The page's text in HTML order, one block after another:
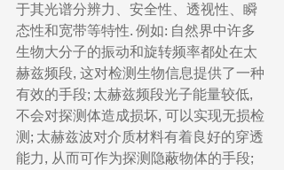
于其光谱分辨力、安全性、透视性、瞬
态性和宽带等特性. 例如: 自然界中许多
生物大分子的振动和旋转频率都处在太
赫兹频段, 这对检测生物信息提供了一种
有效的手段; 太赫兹频段光子能量较低,
不会对探测体造成损坏, 可以实现无损检
测; 太赫兹波对介质材料有着良好的穿透
能力, 从而可作为探测隐蔽物体的手段;